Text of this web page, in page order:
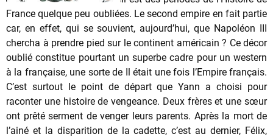
France quelque peu oubliées. Le second empire en fait partie
car, en effet, qui se souvient, aujourd’hui, que Napoléon III
chercha à prendre pied sur le continent américain ? Ce décor
oublié constitue pourtant un superbe cadre pour un western
à la française, une sorte de Il était une fois l’Empire français.
C’est surtout le point de départ que Yann a choisi pour
raconter une histoire de vengeance. Deux frères et une sœur
ont prêté serment de venger leurs parents. Après la mort de
l’ainé et la disparition de la cadette, c’est au dernier, Félix,